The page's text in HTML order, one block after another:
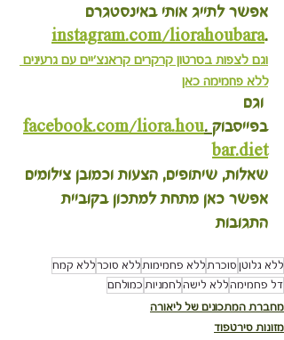
אפשר לתייג אותי באינסטגרם
.
instagram.com/liorahoubara
וגם לצפות בסרטון קרקרים קראנצ'יים עם גרעינים
ללא פחמימה כאן
וגם
בפייסבוק .
facebook.com/liora.hou
bar.diet
שאלות, שיתופים, הצעות וכמובן צילומים
אפשר כאן מתחת למתכון בקוביית
התגובות
ללא גלוטן סוכרת ללא פחמימות ללא סוכרללא קמח
דל פחמימהללא לישהלחמניות כמולחם
מחברת המתכונים של ליאורה
מזונות סירטפוד